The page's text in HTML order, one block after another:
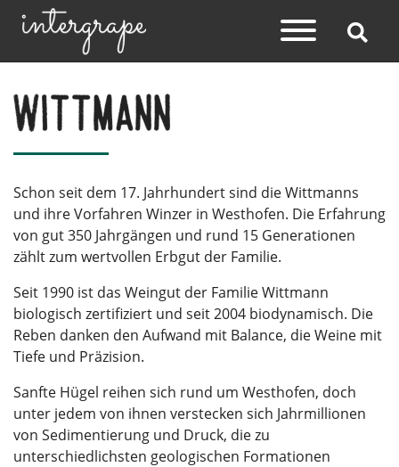
Wittmann
Schon seit dem 17. Jahrhundert sind die Wittmanns
und ihre Vorfahren Winzer in Westhofen. Die Erfahrung
von gut 350 Jahrgängen und rund 15 Generationen
zählt zum wertvollen Erbgut der Familie.
Seit 1990 ist das Weingut der Familie Wittmann
biologisch zertifiziert und seit 2004 biodynamisch. Die
Reben danken den Aufwand mit Balance, die Weine mit
Tiefe und Präzision.
Sanfte Hügel reihen sich rund um Westhofen, doch
unter jedem von ihnen verstecken sich Jahrmillionen
von Sedimentierung und Druck, die zu
unterschiedlichsten geologischen Formationen